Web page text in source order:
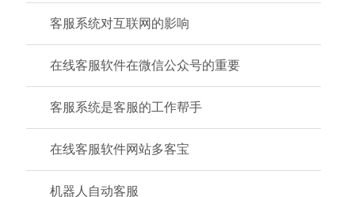
客服系统对互联网的影响
在线客服软件在微信公众号的重要
客服系统是客服的工作帮手
在线客服软件网站多客宝
机器人自动客服